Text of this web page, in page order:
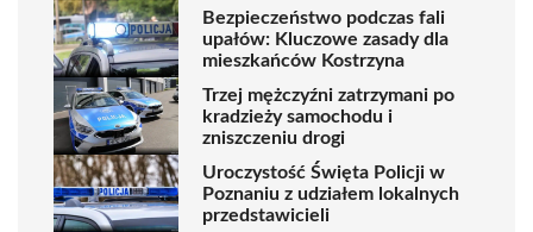
Bezpieczeństwo podczas fali
upałów: Kluczowe zasady dla
mieszkańców Kostrzyna
Trzej mężczyźni zatrzymani po
kradzieży samochodu i
zniszczeniu drogi
Uroczystość Święta Policji w
Poznaniu z udziałem lokalnych
przedstawicieli